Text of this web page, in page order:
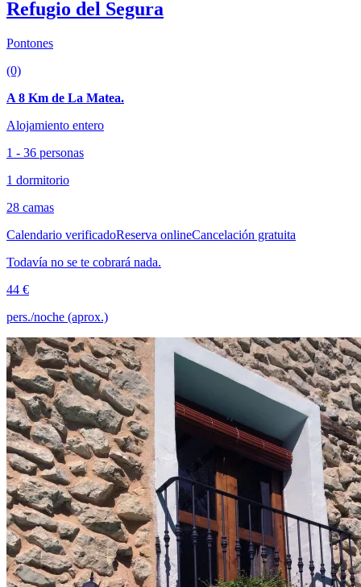
Refugio del Segura
Pontones
(0)
A 8 Km de La Matea.
Alojamiento entero
1 - 36 personas
1 dormitorio
28 camas
Calendario verificadoReserva onlineCancelación gratuita
Todavía no se te cobrará nada.
44 €
pers./noche (aprox.)